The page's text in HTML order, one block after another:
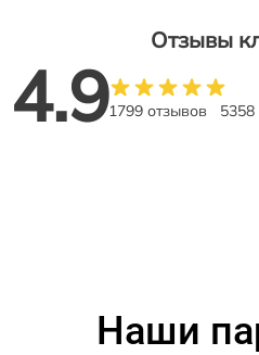
Отзывы
4.91799 отзывов
Наши